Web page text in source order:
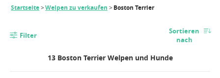
Startseite Welpen zu verkaufen Boston Terrier
Filter
Sortieren
nach
13 Boston Terrier Welpen und Hunde